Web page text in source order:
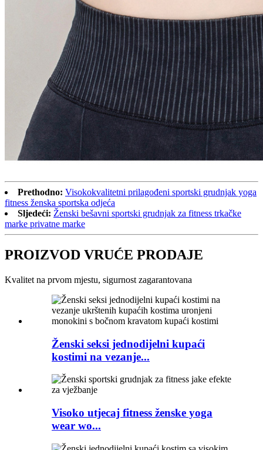
Prethodno: Visokokvalitetni prilagođeni sportski grudnjak yoga
fitness ženska sportska odjeća
Sljedeći: Ženski bešavni sportski grudnjak za fitness trkačke
marke privatne marke
PROIZVOD VRUĆE PRODAJE
Kvalitet na prvom mjestu, sigurnost zagarantovana
Ženski seksi jednodijelni kupaći
kostimi na vezanje...
Visoko utjecaj fitness ženske yoga
wear wo...